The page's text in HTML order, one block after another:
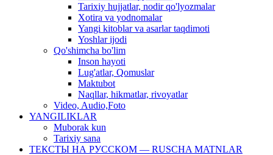
Tarixiy hujjatlar, nodir qo'lyozmalar
Xotira va yodnomalar
Yangi kitoblar va asarlar taqdimoti
Yoshlar ijodi
Qo'shimcha bo'lim
Inson hayoti
Lug'atlar, Qomuslar
Maktubot
Naqllar, hikmatlar, rivoyatlar
Video, Audio,Foto
YANGILIKLAR
Muborak kun
Tarixiy sana
ТЕКСТЫ НА РУССКОМ — RUSCHA MATNLAR